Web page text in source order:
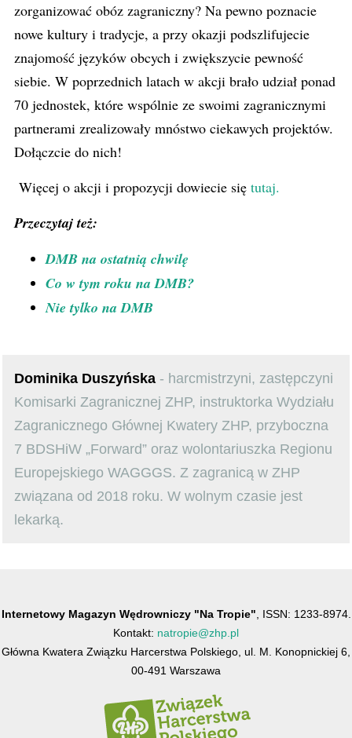
zorganizować obóz zagraniczny? Na pewno poznacie
nowe kultury i tradycje, a przy okazji podszlifujecie
znajomość języków obcych i zwiększycie pewność
siebie. W poprzednich latach w akcji brało udział ponad
70 jednostek, które wspólnie ze swoimi zagranicznymi
partnerami zrealizowały mnóstwo ciekawych projektów.
Dołączcie do nich!
Więcej o akcji i propozycji dowiecie się tutaj.
Przeczytaj też:
DMB na ostatnią chwilę
Co w tym roku na DMB?
Nie tylko na DMB
Dominika Duszyńska - harcmistrzyni, zastępczyni
Komisarki Zagranicznej ZHP, instruktorka Wydziału
Zagranicznego Głównej Kwatery ZHP, przyboczna
7 BDSHiW „Forward” oraz wolontariuszka Regionu
Europejskiego WAGGGS. Z zagranicą w ZHP
związana od 2018 roku. W wolnym czasie jest
lekarką.
Internetowy Magazyn Wędrowniczy "Na Tropie" , ISSN: 1233-8974.
Kontakt: natropie@zhp.pl
Główna Kwatera Związku Harcerstwa Polskiego, ul. M. Konopnickiej 6,
00-491 Warszawa